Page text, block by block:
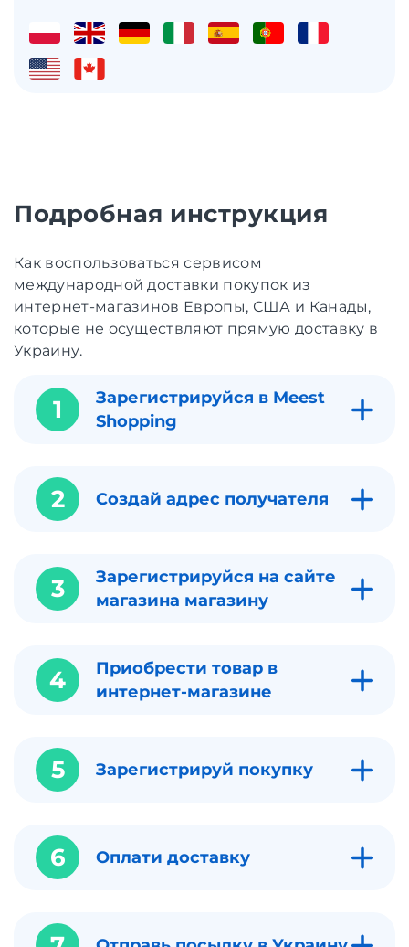
Подробная инструкция
Как воспользоваться сервисом
международной доставки покупок из
интернет-магазинов Европы, США и Канады,
которые не осуществляют прямую доставку в
Украину.
1
Зарегистрируйся в Meest
Shopping
2 Создай адрес получателя
3
Зарегистрируйся на сайте
магазина магазину
4
Приобрести товар в
интернет-магазине
5 Зарегистрируй покупку
6 Оплати доставку